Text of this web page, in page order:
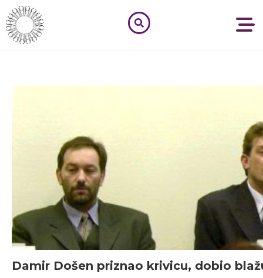
Damir Došen priznao krivicu, dobio